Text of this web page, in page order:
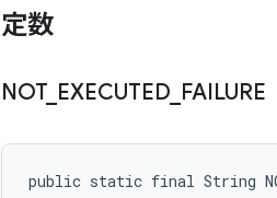
定数
NOT_ EXECUTED FAILURE
public static final String